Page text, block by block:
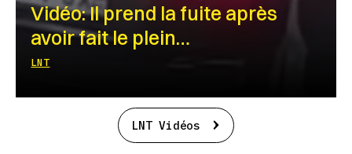
Vidéo: Il prend la fuite après
avoir fait le plein…
LNT
LNT Vidéos